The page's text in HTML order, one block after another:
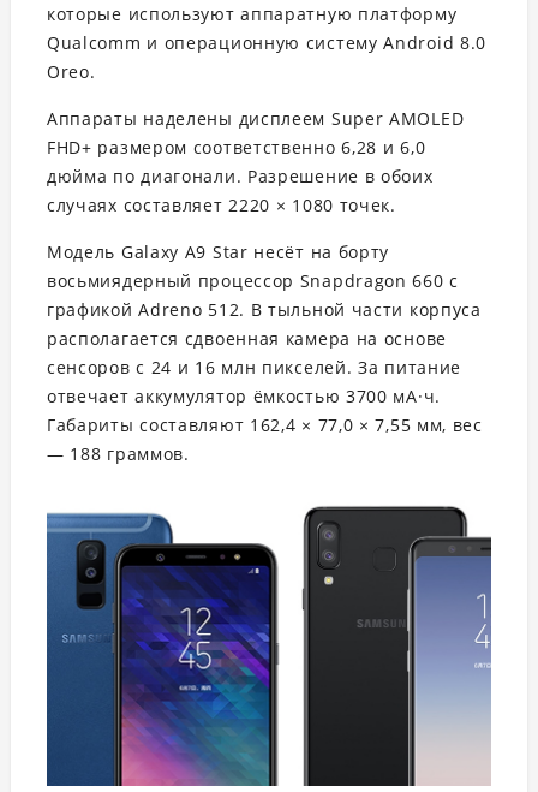
которые используют аппаратную платформу
Qualcomm и операционную систему Android 8.0
Oreo.
Аппараты наделены дисплеем Super AMOLED
FHD+ размером соответственно 6,28 и 6,0
дюйма по диагонали. Разрешение в обоих
случаях составляет 2220 × 1080 точек.
Модель Galaxy A9 Star несёт на борту
восьмиядерный процессор Snapdragon 660 с
графикой Adreno 512. В тыльной части корпуса
располагается сдвоенная камера на основе
сенсоров с 24 и 16 млн пикселей. За питание
отвечает аккумулятор ёмкостью 3700 мА·ч.
Габариты составляют 162,4 × 77,0 × 7,55 мм, вес
— 188 граммов.